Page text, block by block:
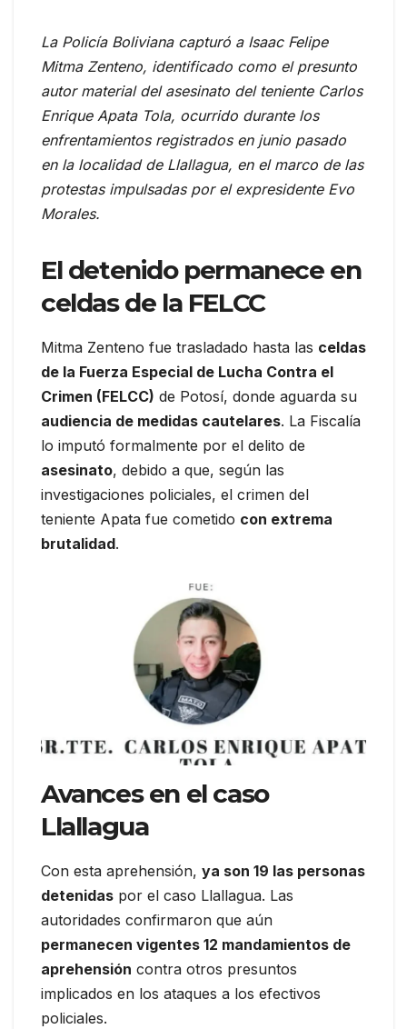
La Policía Boliviana capturó a Isaac Felipe
Mitma Zenteno, identificado como el presunto
autor material del asesinato del teniente Carlos
Enrique Apata Tola, ocurrido durante los
enfrentamientos registrados en junio pasado
en la localidad de Llallagua, en el marco de las
protestas impulsadas por el expresidente Evo
Morales.
El detenido permanece en
celdas de la FELCC
Mitma Zenteno fue trasladado hasta las celdas
de la Fuerza Especial de Lucha Contra el
Crimen (FELCC) de Potosí, donde aguarda su
audiencia de medidas cautelares. La Fiscalía
lo imputó formalmente por el delito de
asesinato, debido a que, según las
investigaciones policiales, el crimen del
teniente Apata fue cometido con extrema
brutalidad.
Avances en el caso
Llallagua
Con esta aprehensión, ya son 19 las personas
detenidas por el caso Llallagua. Las
autoridades confirmaron que aún
permanecen vigentes 12 mandamientos de
aprehensión contra otros presuntos
implicados en los ataques a los efectivos
policiales.